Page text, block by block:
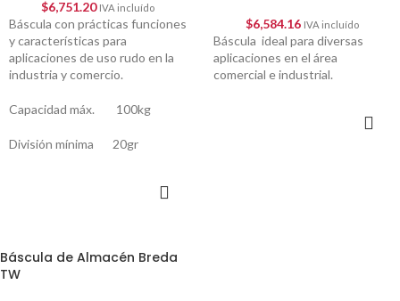
$6,751.20 IVA incluído
Báscula con prácticas funciones
y características para
aplicaciones de uso rudo en la
industria y comercio.
Capacidad máx. 100kg
División mínima 20gr
$6,584.16 IVA incluído
Báscula ideal para diversas
aplicaciones en el área
comercial e industrial.
Báscula de Almacén Breda
TW